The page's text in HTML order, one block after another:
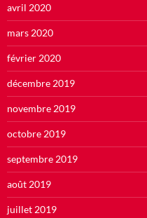
avril 2020
mars 2020
février 2020
décembre 2019
novembre 2019
octobre 2019
septembre 2019
août 2019
juillet 2019